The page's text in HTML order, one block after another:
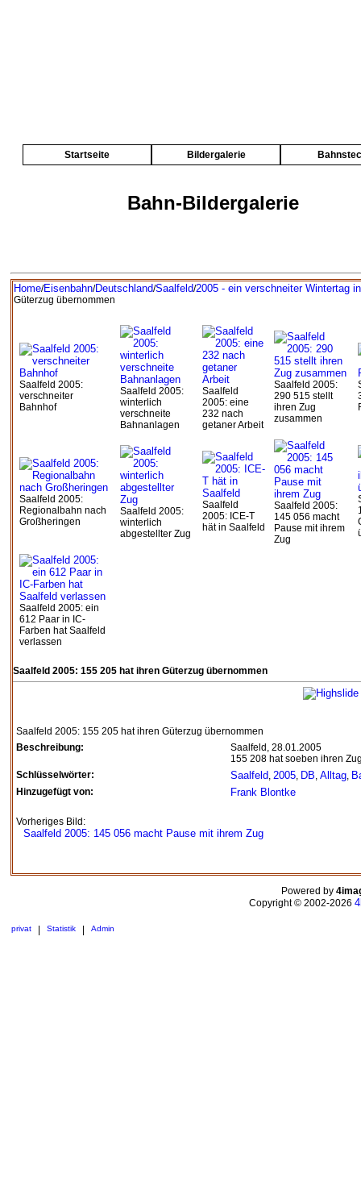
Startseite Bildergalerie
Bahn-Bildergalerie
Home/Eisenbahn/Deutschland/Saalfeld/2005 - ein verschneiter Wintertag
Güterzug übernommen
Saalfeld 2005:
verschneiter
Bahnhof
Saalfeld 2005:
winterlich
verschneite
Bahnanlagen
Saalfeld
2005: eine
232 nach
getaner Arbeit
Saalfeld 2005:
290 515 stellt
ihren Zug
zusammen
Saalfeld 2005:
Regionalbahn nach
Großheringen
Saalfeld 2005:
winterlich
abgestellter Zug
Saalfeld
2005: ICE-T
hät in Saalfeld
Saalfeld 2005:
145 056 macht
Pause mit ihrem
Zug
Saalfeld 2005: ein
612 Paar in IC-
Farben hat Saalfeld
verlassen
Saalfeld 2005: 155 205 hat ihren Güterzug übernommen
Saalfeld 2005: 155 205 hat ihren Güterzug übernommen
Beschreibung:
Saalfeld, 28.01.2005
155 208 hat soeben ihren
Schlüsselwörter:
Saalfeld, 2005, DB, Alltag,
Hinzugefügt von: Frank Blontke
Vorheriges Bild:
Saalfeld 2005: 145 056 macht Pause mit ihrem Zug
Powered by
Copyright © 2002-2026
privat Statistik Admin